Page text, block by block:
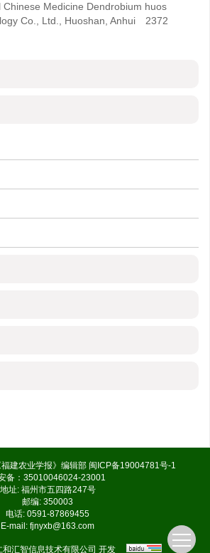
Chinese Medicine Dendrobium huos
Co., Ltd., Huoshan, Anhui 2372
建农业学报》编辑部 闽ICP备19004781号-1
备：35010046024-23001
地址: 福州市五四路247号
邮编: 350003
电话: 0591-87869455
E-mail: fjnyxb@163.com
和汇智信息技术有限公司 开发